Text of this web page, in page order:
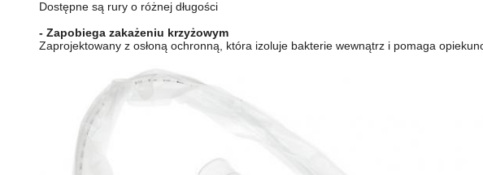
Dostępne są rury o różnej długości
- Zapobiega zakażeniu krzyżowym
Zaprojektowany z osłoną ochronną, która izoluje bakterie wewnątrz i pomaga